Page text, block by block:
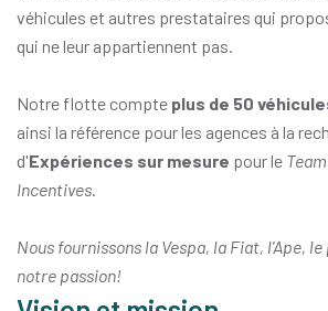
véhicules et autres prestataires qui
qui ne leur appartiennent pas.
Notre flotte compte plus de 50
ainsi la référence pour les agences à la
d'Expériences sur mesure pour le
Incentives.
Nous fournissons la Vespa, la Fiat, l'Ape,
notre passion!